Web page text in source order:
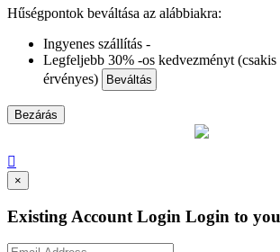
Hűségpontok beváltása az alábbiakra:
Ingyenes szállítás -
Legfeljebb 30% -os kedvezményt (csakis
érvényes)
Beváltás
Bezárás

×
Existing Account Login Login to